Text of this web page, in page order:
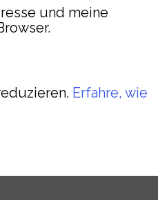
und meine
Erfahre, wie